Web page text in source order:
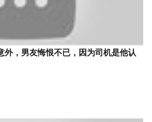
外，男友悔恨不已，因为司机是他认